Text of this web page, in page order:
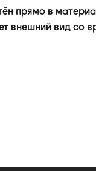
прямо в
внешний вид со